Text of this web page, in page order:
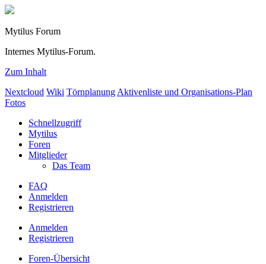
Mytilus Forum
Internes Mytilus-Forum.
Zum Inhalt
Nextcloud Wiki Törnplanung Aktivenliste und Organisations-Plan
Fotos
Schnellzugriff
Mytilus
Foren
Mitglieder
Das Team
FAQ
Anmelden
Registrieren
Anmelden
Registrieren
Foren-Übersicht